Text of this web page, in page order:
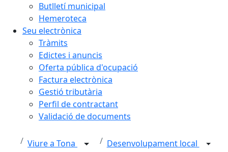
Butlletí municipal
Hemeroteca
Seu electrònica
Tràmits
Edictes i anuncis
Oferta pública d'ocupació
Factura electrònica
Gestió tributària
Perfil de contractant
Validació de documents
Viure a Tona
Desenvolupament local